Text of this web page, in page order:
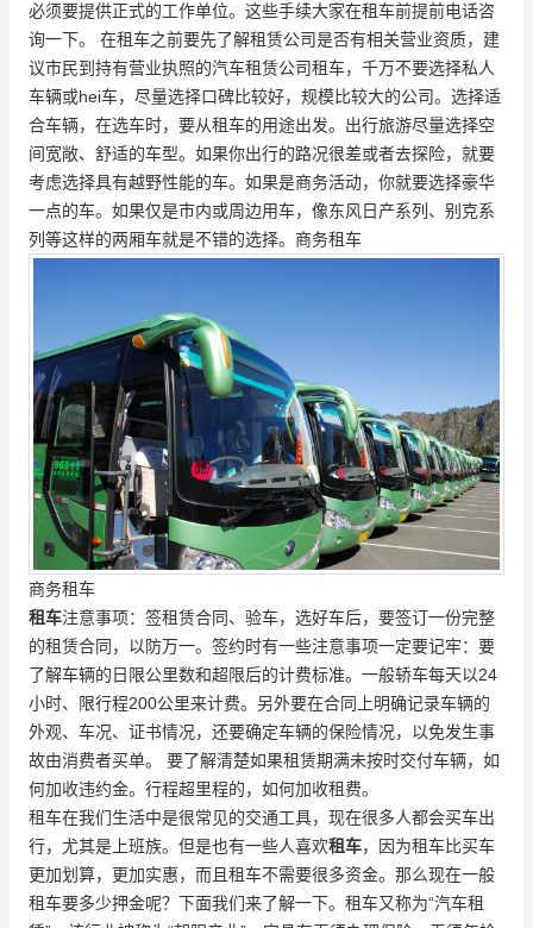
必须要提供正式的工作单位。这些手续大家在租车前提前电话咨
询一下。 在租车之前要先了解租赁公司是否有相关营业资质，建
议市民到持有营业执照的汽车租赁公司租车，千万不要选择私人
车辆或hei车，尽量选择口碑比较好，规模比较大的公司。选择适
合车辆，在选车时，要从租车的用途出发。出行旅游尽量选择空
间宽敞、舒适的车型。如果你出行的路况很差或者去探险，就要
考虑选择具有越野性能的车。如果是商务活动，你就要选择豪华
一点的车。如果仅是市内或周边用车，像东风日产系列、别克系
列等这样的两厢车就是不错的选择。商务租车
商务租车
租车注意事项：签租赁合同、验车，选好车后，要签订一份完整
的租赁合同，以防万一。签约时有一些注意事项一定要记牢：要
了解车辆的日限公里数和超限后的计费标准。一般轿车每天以24
小时、限行程200公里来计费。另外要在合同上明确记录车辆的
外观、车况、证书情况，还要确定车辆的保险情况，以免发生事
故由消费者买单。 要了解清楚如果租赁期满未按时交付车辆，如
何加收违约金。行程超里程的，如何加收租费。
租车在我们生活中是很常见的交通工具，现在很多人都会买车出
行，尤其是上班族。但是也有一些人喜欢租车，因为租车比买车
更加划算，更加实惠，而且租车不需要很多资金。那么现在一般
租车要多少押金呢？下面我们来了解一下。租车又称为“汽车租